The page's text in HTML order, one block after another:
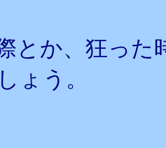
とか、狂っ
ょう。